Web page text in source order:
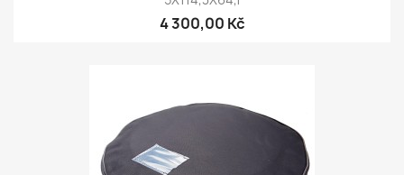
4 300,00 Kč